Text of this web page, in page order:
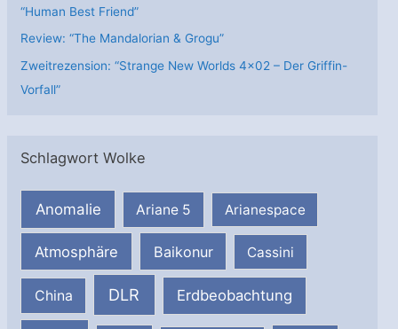
“Human Best Friend”
Review: “The Mandalorian & Grogu”
Zweitrezension: “Strange New Worlds 4×02 – Der Griffin-
Vorfall”
Schlagwort Wolke
Anomalie Ariane 5 Arianespace
Atmosphäre Baikonur Cassini
China DLR Erdbeobachtung